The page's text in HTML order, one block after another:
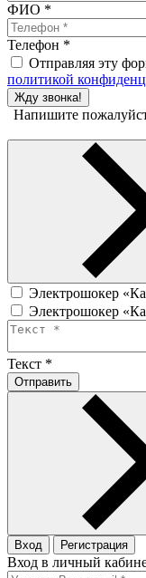
ФИО *
Телефон *
Отправляя эту
политикой
Жду звонка!
Напишите
Электрошокер
Электрошокер
Текст *
Отправить
Вход Регистрация
Вход в личный